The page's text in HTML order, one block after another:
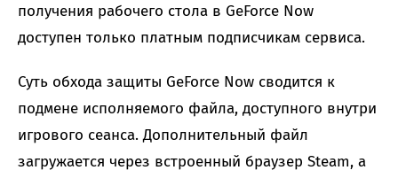
получения рабочего стола в GeForce Now
доступен только платным подписчикам сервиса.
Суть обхода защиты GeForce Now сводится к
подмене исполняемого файла, доступного внутри
игрового сеанса. Дополнительный файл
загружается через встроенный браузер Steam, а